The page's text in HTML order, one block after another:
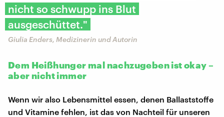
nicht so schwupp ins Blut
ausgeschüttet."
Giulia Enders, Medizinerin und Autorin
Dem Heißhunger mal nachzugeben ist okay –
aber nicht immer
Wenn wir also Lebensmittel essen, denen Ballaststoffe
und Vitamine fehlen, ist das von Nachteil für unseren